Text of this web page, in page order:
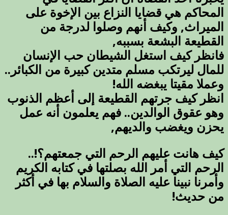
المحاكم هي قضايا النزاع بين الإخوة على
الميراث, وكيف أنهم وصلوا لدرجة من
القطيعة البشعة بسببه,
فانظر كيف استغل الشيطان حب الإنسان
للمال ليرتكب مسلم متدين كبيرة من الكبائر..
وعملا مقيتا يبغضه الله!
انظر كيف جرتهم القطيعة إلى أعظم الذنوب
وهو عقوق الوالدين.. فهم يعلمون أنه عمل
يحزن ويغضب والديهم,
كيف هانت عليهم الرحم التي جمعتهم؟!..
الرحم التي أمر الله بصلتها في كتابه الكريم
وأمرنا نبينا عليه الصلاة والسلام بها في أكثر
من حديث!